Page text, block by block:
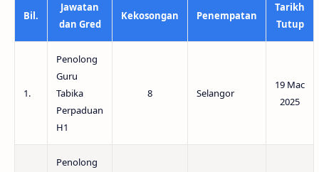
Bil.
Jawatan
dan Gred
Kekosongan Penempatan
Tarikh
Tutup
1.
Penolong
Guru
Tabika
Perpaduan
H1
8 Selangor
19 Mac
2025
Penolong